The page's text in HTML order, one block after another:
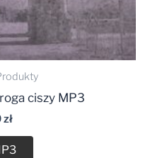
ciszy MP3
zł